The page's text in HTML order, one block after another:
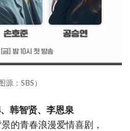
源：SBS）
韩智贤、李恩泉
的青春浪漫爱情喜剧，